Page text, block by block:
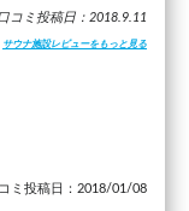
コミ投稿日：2018.9.11
サウナ施設レビューをもっと見る
ミ投稿日：2018/01/08